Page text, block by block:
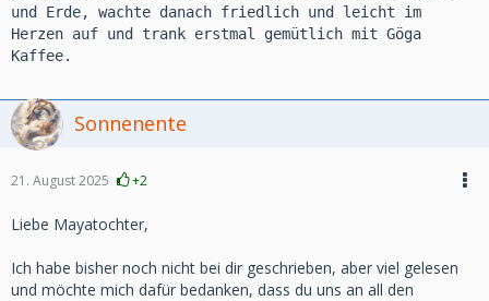
und Erde, wachte danach friedlich und leicht im
Herzen auf und trank erstmal gemütlich mit Göga
Kaffee.
Sonnenente
21. August 2025 +2
Liebe Mayatochter,
Ich habe bisher noch nicht bei dir geschrieben, aber viel gelesen
und möchte mich dafür bedanken, dass du uns an all den